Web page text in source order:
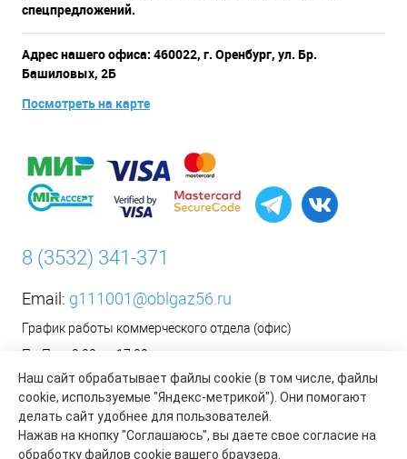
Наш сайт обрабатывает файлы cookie (в том числе, файлы
cookie, используемые "Яндекс-метрикой"). Они помогают
делать сайт удобнее для пользователей.
Нажав на кнопку "Соглашаюсь", вы даете свое согласие на
обработку файлов cookie вашего браузера.
спецпредложений.
Адрес нашего офиса: 460022, г. Оренбург, ул. Бр.
Башиловых, 2Б
Посмотреть на карте
8 (3532) 341-371
Email: g111001@oblgaz56.ru
График работы коммерческого отдела (офис)
Пн-Пт: с 9:00 до 17:00
Сб-Вс: Выходной
__________________________________________
Оформить заявку на установку бытового газового
оборудования возможно на сайте организации АО «Газпром